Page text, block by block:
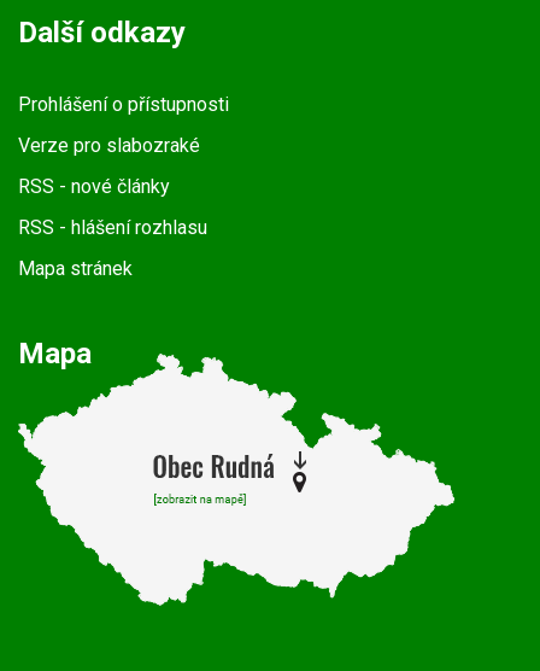
Další odkazy
Prohlášení o přístupnosti
Verze pro slabozraké
RSS - nové články
RSS - hlášení rozhlasu
Mapa stránek
Mapa